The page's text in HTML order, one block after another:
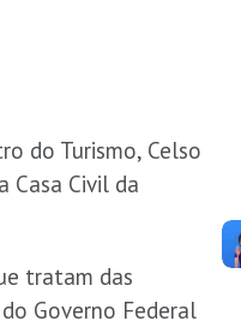
do Turismo, Celso
Casa Civil da
tratam das
Governo Federal